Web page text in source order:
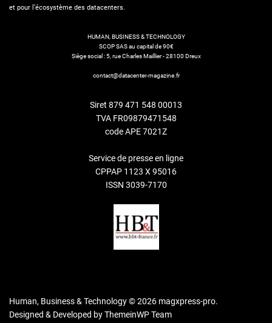
et pour l’écosystème des datacenters.
HUMAN, BUSINESS & TECHNOLOGY
SCOP SAS au capital de 90€
Siège social : 5, rue Charles Maillier - 28100 Dreux
contact@datacenter-magazine.fr
Siret 879 471 548 00013
TVA FR09879471548
code APE 7021Z
Service de presse en ligne
CPPAP 1123 X 95016
ISSN 3039-7170
Human, Business & Technology © 2026 magxpress-pro.
Designed & Developed byThemeinWP Team